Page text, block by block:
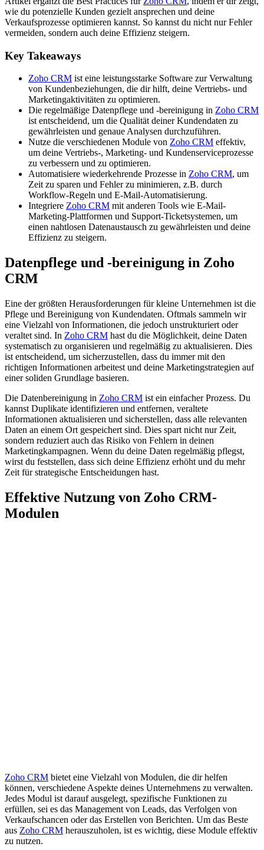
wie du potenzielle Kunden gezielt ansprechen und deine
Verkaufsprozesse optimieren kannst. So kannst du nicht nur Fehler
vermeiden, sondern auch deine Effizienz steigern.
Key Takeaways
Zoho CRM ist eine leistungsstarke Software zur Verwaltung
von Kundenbeziehungen, die dir hilft, deine Vertriebs- und
Marketingaktivitäten zu optimieren.
Die regelmäßige Datenpflege und -bereinigung in Zoho CRM
ist entscheidend, um die Qualität deiner Kundendaten zu
gewährleisten und genaue Analysen durchzuführen.
Nutze die verschiedenen Module von Zoho CRM effektiv,
um deine Vertriebs-, Marketing- und Kundenserviceprozesse
zu verbessern und zu optimieren.
Automatisiere wiederkehrende Prozesse in Zoho CRM, um
Zeit zu sparen und Fehler zu minimieren, z.B. durch
Workflow-Regeln und E-Mail-Automatisierung.
Integriere Zoho CRM mit anderen Tools wie E-Mail-
Marketing-Plattformen und Support-Ticketsystemen, um
einen nahtlosen Datenaustausch zu gewährleisten und deine
Effizienz zu steigern.
Datenpflege und -bereinigung in Zoho
CRM
Eine der größten Herausforderungen für kleine Unternehmen ist die
Pflege und Bereinigung von Kundendaten. Oftmals sammeln wir
eine Vielzahl von Informationen, die jedoch unstrukturiert oder
veraltet sind. In Zoho CRM hast du die Möglichkeit, deine Daten
systematisch zu organisieren und regelmäßig zu aktualisieren. Dies
ist entscheidend, um sicherzustellen, dass du immer mit den
richtigen Informationen arbeitest und deine Marketingstrategien auf
einer soliden Grundlage basieren.
Die Datenbereinigung in Zoho CRM ist ein einfacher Prozess. Du
kannst Duplikate identifizieren und entfernen, veraltete
Informationen aktualisieren und sicherstellen, dass alle relevanten
Daten an einem Ort gespeichert sind. Dies spart nicht nur Zeit,
sondern reduziert auch das Risiko von Fehlern in deinen
Marketingkampagnen. Wenn du deine Daten regelmäßig pflegst,
wirst du feststellen, dass sich deine Effizienz erhöht und du mehr
Zeit für strategische Entscheidungen hast.
Effektive Nutzung von Zoho CRM-
Modulen
Zoho CRM bietet eine Vielzahl von Modulen, die dir helfen
können, verschiedene Aspekte deines Unternehmens zu verwalten.
Jedes Modul ist darauf ausgelegt, spezifische Funktionen zu
erfüllen, sei es das Management von Leads, das Verfolgen von
Verkaufschancen oder das Erstellen von Berichten. Um das Beste
aus Zoho CRM herauszuholen, ist es wichtig, diese Module effektiv
zu nutzen.